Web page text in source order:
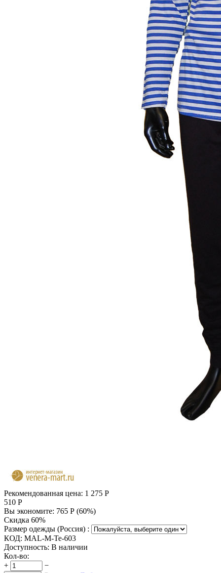
Рекомендованная цена: 1 275 Р
510 Р
Вы экономите: 765 Р (60%)
Скидка 60%
Размер одежды (Россия) :
КОД: MAL-M-Te-603
Доступность: В наличии
Кол-во:
+
−